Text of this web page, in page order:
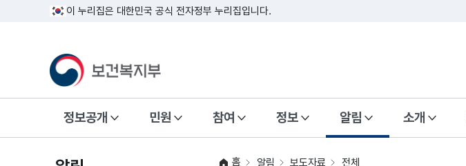
이 누리집은 대한민국 공식 전자정부 누리집입니다.
정보공개 민원 참여 정보 알림 소개
홈 알림 보도자료 전체